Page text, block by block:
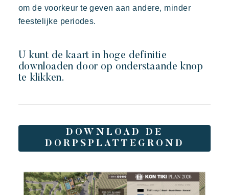
Toison d'or
om de voorkeur te geven aan andere, minder
feestelijke periodes.
U kunt de kaart in hoge definitie
downloaden door op onderstaande knop
te klikken.
DOWNLOAD DE
DORPSPLATTEGROND